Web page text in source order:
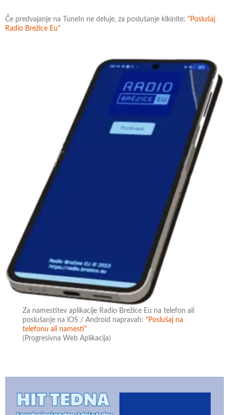
Če predvajanje na TuneIn ne deluje, za poslušanje klkinite: "Poslušaj
Radio Brežice Eu"
Za namestitev aplikacije Radio Brežice Eu na telefon ali
poslušanje na iOS / Android napravah:"Poslušaj na
telefonu ali namesti"
(Progresivna Web Aplikacija)